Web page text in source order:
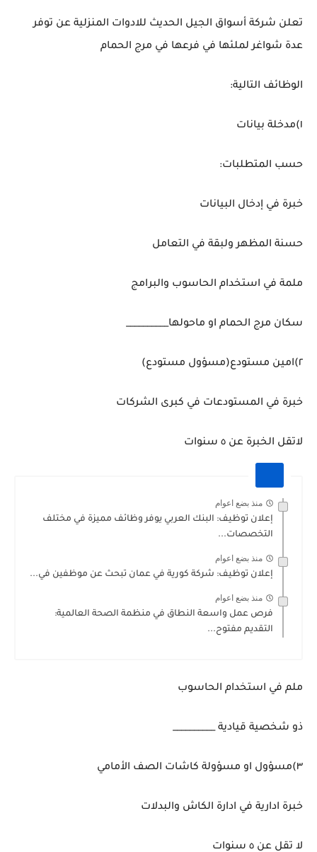
تعلن شركة أسواق الجيل الحديث للادوات المنزلية عن توفر
عدة شواغر لملئها في فرعها في مرج الحمام
الوظائف التالية:
١)مدخلة بيانات
حسب المتطلبات:
خبرة في إدخال البيانات
حسنة المظهر ولبقة في التعامل
ملمة في استخدام الحاسوب والبرامج
سكان مرج الحمام او ماحولها__________
٢)امين مستودع(مسؤول مستودع)
خبرة في المستودعات في كبرى الشركات
لاتقل الخبرة عن ٥ سنوات
منذ بضع اعوام
إعلان توظيف: البنك العربي يوفر وظائف مميزة في مختلف
التخصصات...
منذ بضع اعوام
إعلان توظيف: شركة كورية في عمان تبحث عن موظفين في...
منذ بضع اعوام
فرص عمل واسعة النطاق في منظمة الصحة العالمية:
التقديم مفتوح...
ملم في استخدام الحاسوب
ذو شخصية قيادية __________
٣)مسؤول او مسؤولة كاشات الصف الأمامي
خبرة ادارية في ادارة الكاش والبدلات
لا تقل عن ٥ سنوات